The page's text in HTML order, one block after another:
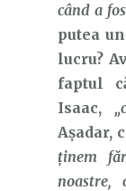
când a
putea
lucru?
faptul
Isaac,
Așadar,
ţinem
noastre,